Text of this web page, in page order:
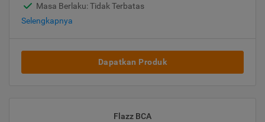
Masa Berlaku: Tidak Terbatas
Selengkapnya
Dapatkan Produk
Flazz BCA